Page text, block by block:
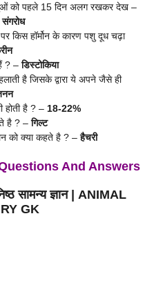
को पहले 15 दिन अलग रखकर देख –
संगरोध
किस हॉर्मोन के कारण पशु दूध चढ़ा
? –डिस्टोकिया
है जिसके द्वारा ये अपने जैसे ही
होती है ? – 18-22%
है ? –गिल्ट
को क्या कहते है ? –हैचरी
And Answers
सामन्य ज्ञान| ANIMAL
GK